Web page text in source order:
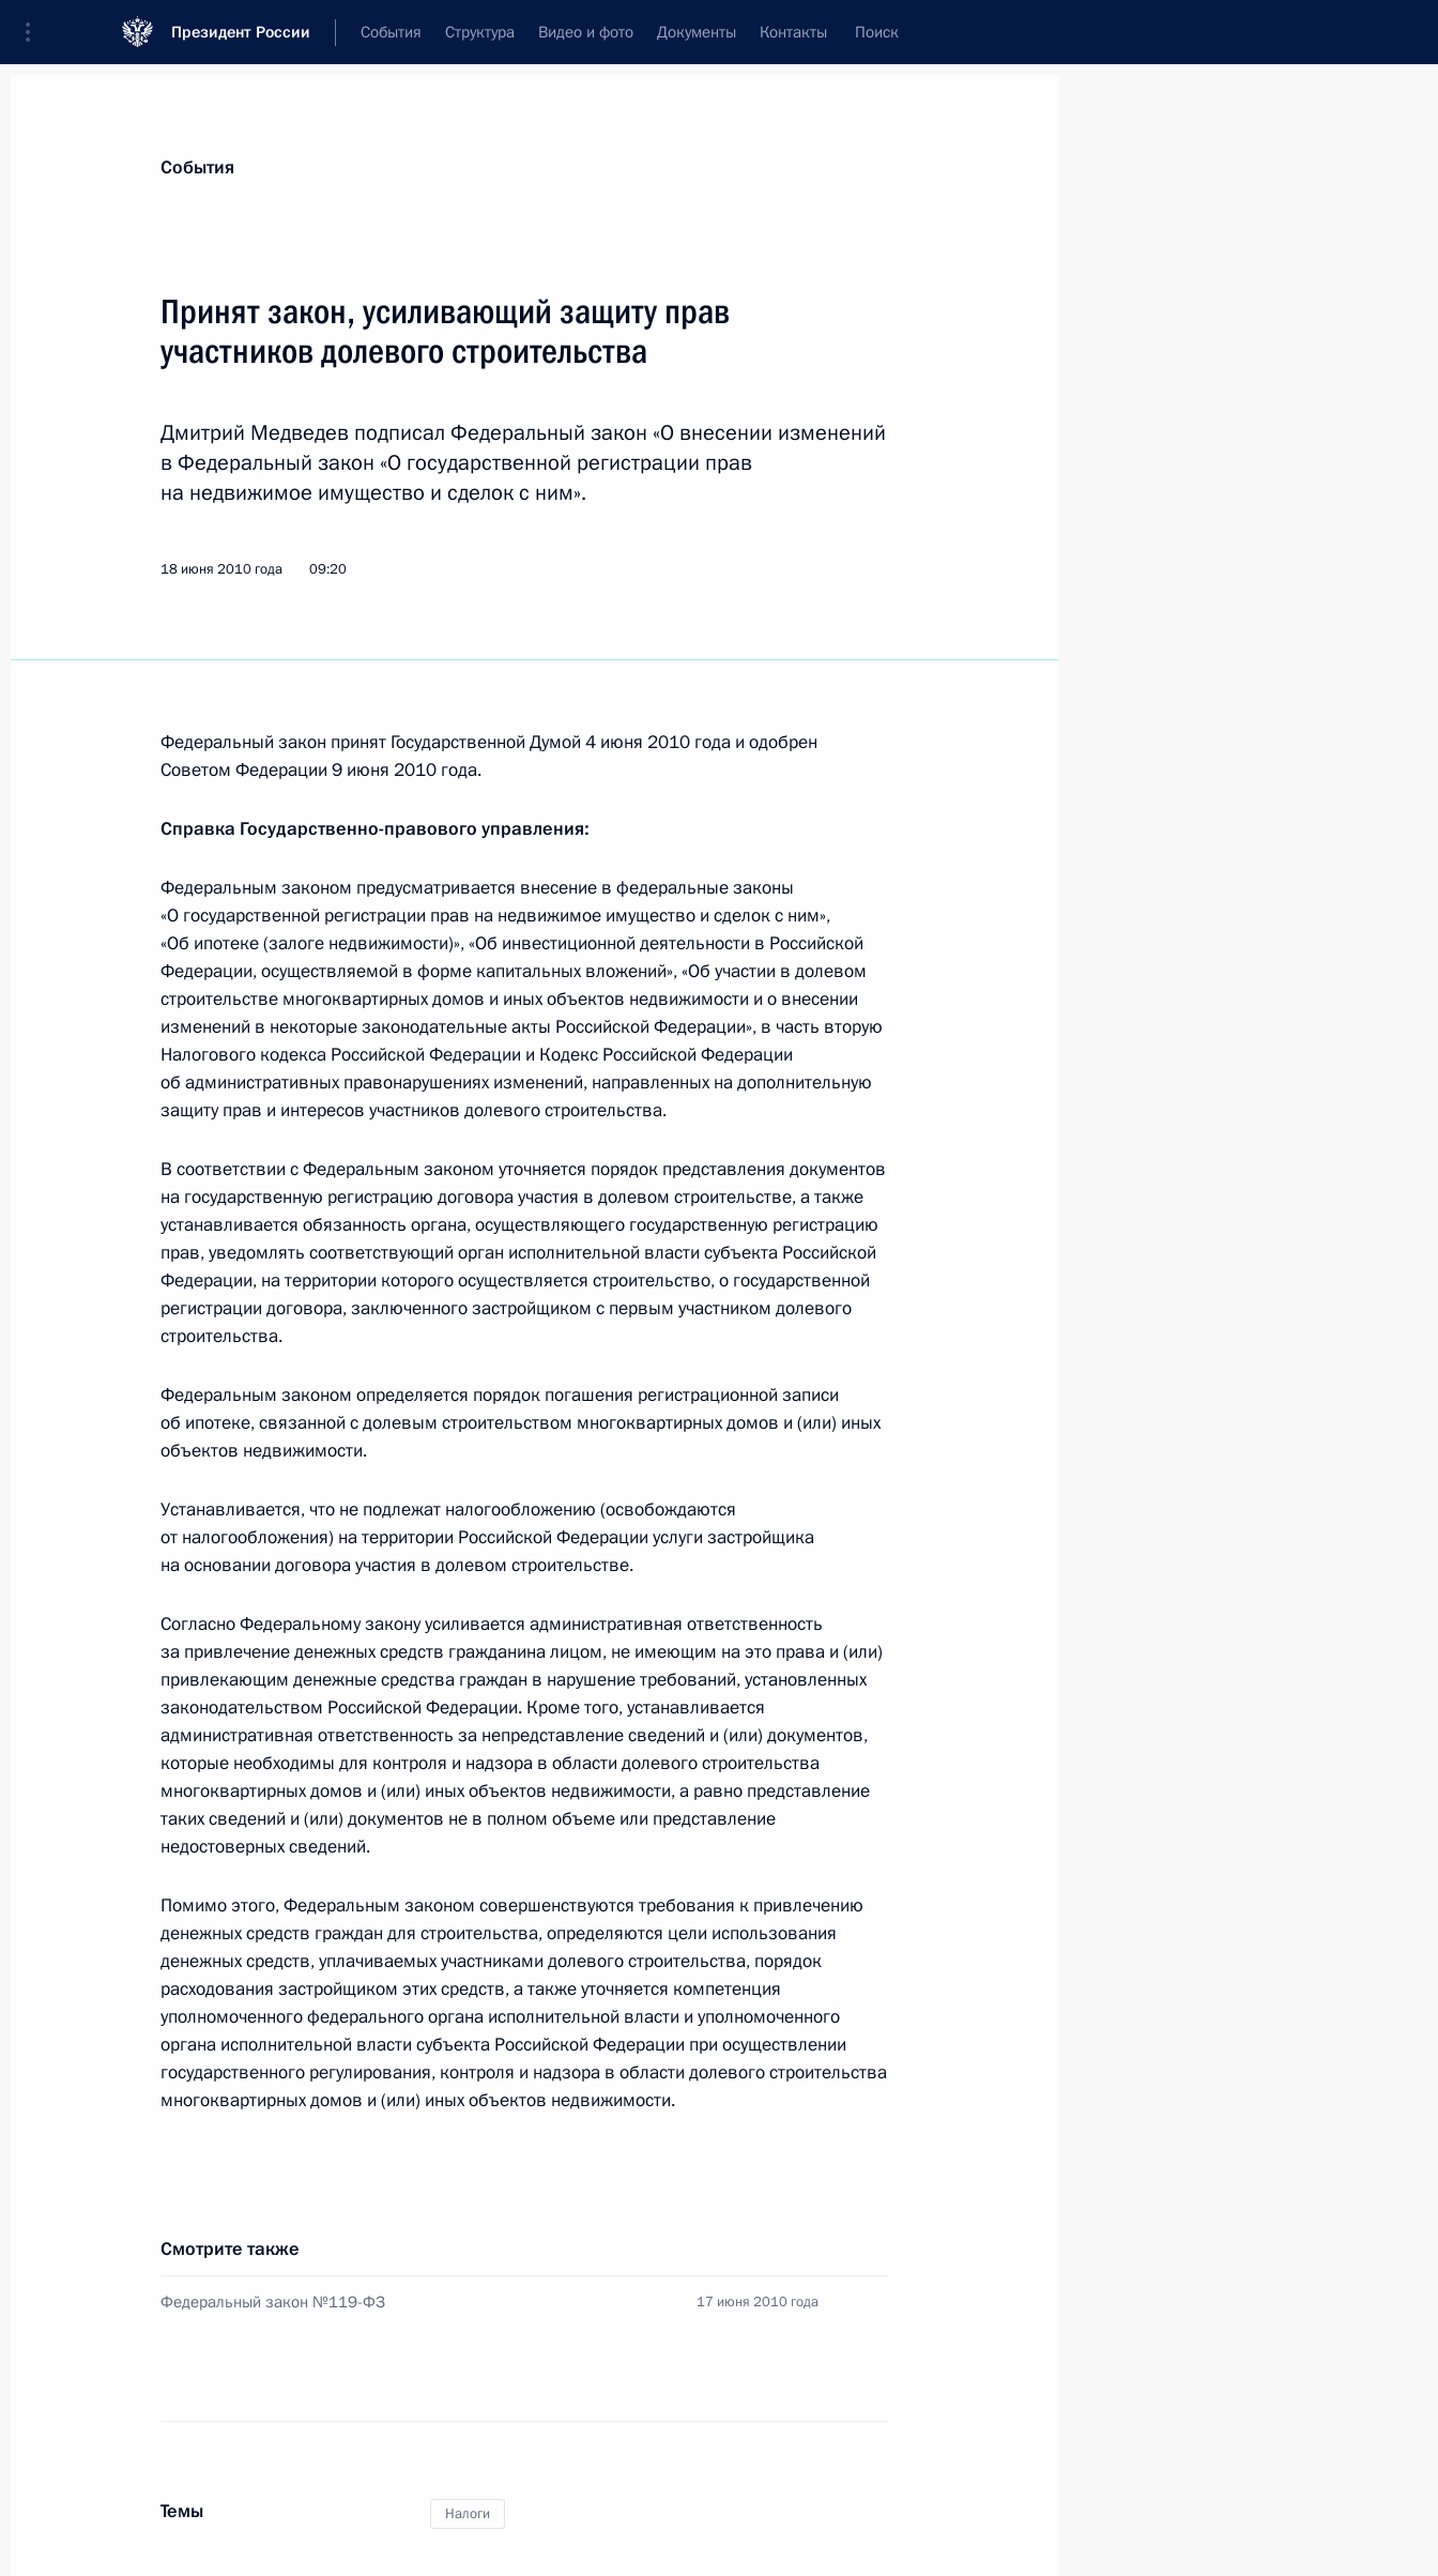
Президент России События Структура Видео и фото Документы Контакты Поиск
Показать следующие материалы
1 декабря 2010 года, 08:40
сборов, штрафов за счёт имущества налогоплательщика
между страховщиками при исполнении ими соглашений
о прямом возмещении убытков
Подписан закон о ратификации Соглашения, определяющее
порядок уплаты налогов и пошлин и перечисления взысканных
сумм в бюджеты государств – членов Таможенного союза
Внесены изменения в законодательство, уточняющие порядок
совершения внешнеторговых бартерных сделок
Внесены изменения в Налоговый кодекс
5 ноября 2010 года, 15:00
Внесены изменения в Бюджетный кодекс
2 октября 2010 года, 10:00
Утверждён перечень поручений по итогам встречи
с представителями органов местного самоуправления
Республики Марий Эл
23 августа 2010 года, 09:00
Подписан закон, направленный на повышение эффективности
российских авиационных компаний, осуществляющих свою
деятельность в рамках миротворческих и гуманитарных
программ ООН
Внесены изменения в главу 23 части второй Налогового кодекса
30 июля 2010 года, 10:40
Внесены изменения в Налоговый кодекс, направленные
на урегулирование вопросов, связанных со списанием
Дмитрий Медведев представил Правительству Бюджетное
послание на 2011–2013 годы
События
Принят закон, усиливающий защиту прав
участников долевого строительства
Дмитрий Медведев подписал Федеральный закон «О внесении изменений
в Федеральный закон «О государственной регистрации прав
на недвижимое имущество и сделок с ним».
18 июня 2010 года 09:20
Федеральный закон принят Государственной Думой 4 июня 2010 года и одобрен
Советом Федерации 9 июня 2010 года.
Справка Государственно-правового управления:
Федеральным законом предусматривается внесение в федеральные законы
«О государственной регистрации прав на недвижимое имущество и сделок с ним»,
«Об ипотеке (залоге недвижимости)», «Об инвестиционной деятельности в Российской
Федерации, осуществляемой в форме капитальных вложений», «Об участии в долевом
строительстве многоквартирных домов и иных объектов недвижимости и о внесении
изменений в некоторые законодательные акты Российской Федерации», в часть вторую
Налогового кодекса Российской Федерации и Кодекс Российской Федерации
об административных правонарушениях изменений, направленных на дополнительную
защиту прав и интересов участников долевого строительства.
В соответствии с Федеральным законом уточняется порядок представления документов
на государственную регистрацию договора участия в долевом строительстве, а также
устанавливается обязанность органа, осуществляющего государственную регистрацию
прав, уведомлять соответствующий орган исполнительной власти субъекта Российской
Федерации, на территории которого осуществляется строительство, о государственной
регистрации договора, заключенного застройщиком с первым участником долевого
строительства.
Федеральным законом определяется порядок погашения регистрационной записи
об ипотеке, связанной с долевым строительством многоквартирных домов и (или) иных
объектов недвижимости.
Устанавливается, что не подлежат налогообложению (освобождаются
от налогообложения) на территории Российской Федерации услуги застройщика
на основании договора участия в долевом строительстве.
Согласно Федеральному закону усиливается административная ответственность
за привлечение денежных средств гражданина лицом, не имеющим на это права и (или)
привлекающим денежные средства граждан в нарушение требований, установленных
законодательством Российской Федерации. Кроме того, устанавливается
административная ответственность за непредставление сведений и (или) документов,
которые необходимы для контроля и надзора в области долевого строительства
многоквартирных домов и (или) иных объектов недвижимости, а равно представление
таких сведений и (или) документов не в полном объеме или представление
недостоверных сведений.
Помимо этого, Федеральным законом совершенствуются требования к привлечению
денежных средств граждан для строительства, определяются цели использования
денежных средств, уплачиваемых участниками долевого строительства, порядок
расходования застройщиком этих средств, а также уточняется компетенция
уполномоченного федерального органа исполнительной власти и уполномоченного
органа исполнительной власти субъекта Российской Федерации при осуществлении
государственного регулирования, контроля и надзора в области долевого строительства
многоквартирных домов и (или) иных объектов недвижимости.
Смотрите также
Федеральный закон №119-ФЗ 17 июня 2010 года
Темы Налоги